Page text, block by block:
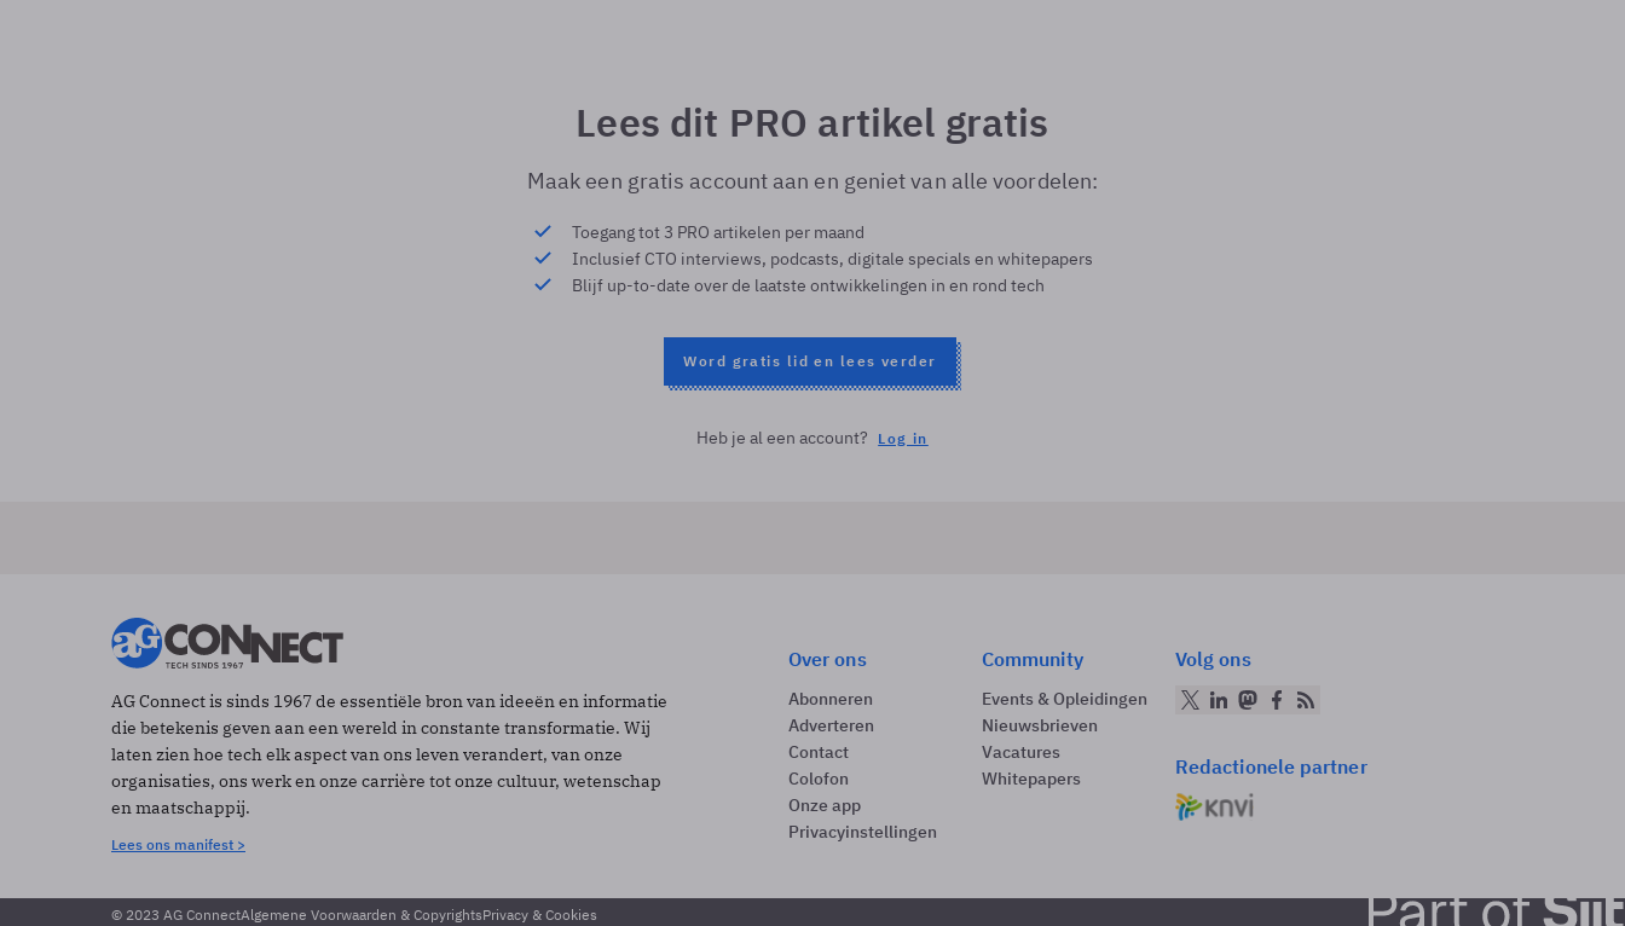
Lees dit PRO artikel gratis
Maak een gratis account aan en geniet van alle voordelen:
Toegang tot 3 PRO artikelen per maand
Inclusief CTO interviews, podcasts, digitale specials en whitepapers
Blijf up-to-date over de laatste ontwikkelingen in en rond tech
Word gratis lid en lees verder
Heb je al een account? Log in
AG Connect is sinds 1967 de essentiële bron van ideeën en informatie
die betekenis geven aan een wereld in constante transformatie. Wij
laten zien hoe tech elk aspect van ons leven verandert, van onze
organisaties, ons werk en onze carrière tot onze cultuur, wetenschap
en maatschappij.
Lees ons manifest >
Over ons
Abonneren
Adverteren
Contact
Colofon
Onze app
Privacyinstellingen
Community
Events & Opleidingen
Nieuwsbrieven
Vacatures
Whitepapers
Volg ons
Redactionele partner
© 2023 AG ConnectAlgemene Voorwaarden & CopyrightsPrivacy & Cookies